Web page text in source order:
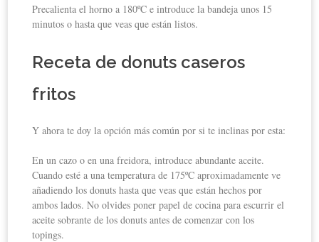
Precalienta el horno a 180ºC e introduce la bandeja unos 15
minutos o hasta que veas que están listos.
Receta de donuts caseros
fritos
Y ahora te doy la opción más común por si te inclinas por esta:
En un cazo o en una freidora, introduce abundante aceite.
Cuando esté a una temperatura de 175ºC aproximadamente ve
añadiendo los donuts hasta que veas que están hechos por
ambos lados. No olvides poner papel de cocina para escurrir el
aceite sobrante de los donuts antes de comenzar con los
topings.